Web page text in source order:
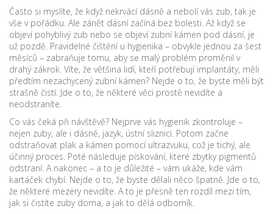
Často si myslíte, že když nekrvácí dásně a nebolí vás zub, tak je
vše v pořádku. Ale zánět dásní začíná bez bolesti. Až když se
objeví pohyblivý zub nebo se objeví zubní kámen pod dásní, je
už pozdě. Pravidelné čištění u hygienika – obvykle jednou za šest
měsíců – zabraňuje tomu, aby se malý problém proměnil v
drahý zákrok. Víte, že většina lidí, kteří potřebují implantáty, měli
předtím nezachycený zubní kámen? Nejde o to, že byste měli být
strašně čistí. Jde o to, že některé věci prostě nevidíte a
neodstraníte.
Co vás čeká při návštěvě? Nejprve vás hygienik zkontroluje –
nejen zuby, ale i dásně, jazyk, ústní sliznici. Potom začne
odstraňovat plak a kámen pomocí ultrazvuku, což je tichý, ale
účinný proces. Poté následuje pískování, které zbytky pigmentů
odstraní. A nakonec – a to je důležité – vám ukáže, kde vám
kartáček chybí. Nejde o to, že byste dělali něco špatně. Jde o to,
že některé mezery nevidíte. A to je přesně ten rozdíl mezi tím,
jak si čistíte zuby doma, a jak to dělá odborník.